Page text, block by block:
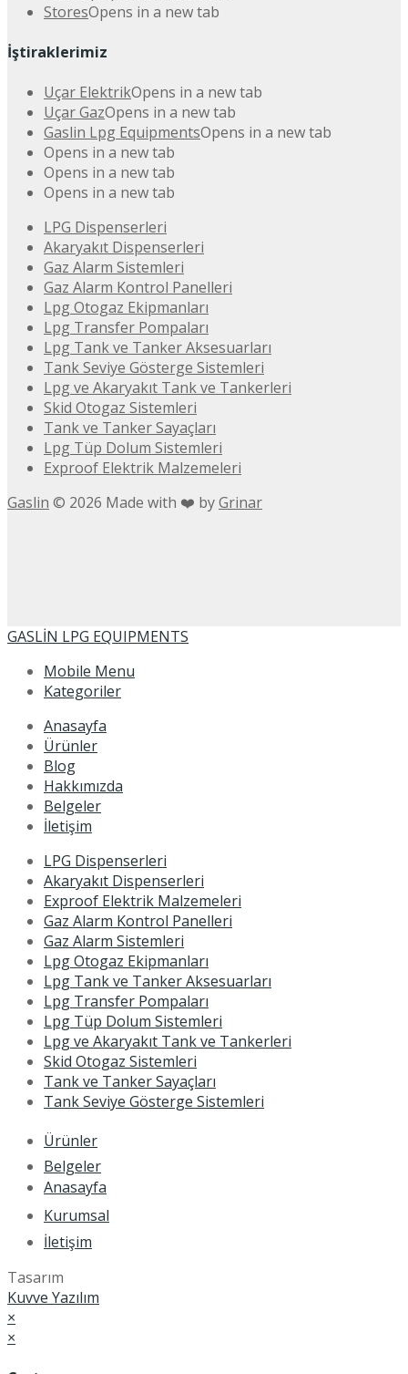
StoresOpens in a new tab
İştiraklerimiz
Uçar ElektrikOpens in a new tab
Uçar GazOpens in a new tab
Gaslin Lpg EquipmentsOpens in a new tab
Opens in a new tab
Opens in a new tab
Opens in a new tab
LPG Dispenserleri
Akaryakıt Dispenserleri
Gaz Alarm Sistemleri
Gaz Alarm Kontrol Panelleri
Lpg Otogaz Ekipmanları
Lpg Transfer Pompaları
Lpg Tank ve Tanker Aksesuarları
Tank Seviye Gösterge Sistemleri
Lpg ve Akaryakıt Tank ve Tankerleri
Skid Otogaz Sistemleri
Tank ve Tanker Sayaçları
Lpg Tüp Dolum Sistemleri
Exproof Elektrik Malzemeleri
Gaslin © 2026 Made with ❤️ byGrinar
GASLİN LPG EQUIPMENTS
Mobile Menu
Kategoriler
Anasayfa
Ürünler
Blog
Hakkımızda
Belgeler
İletişim
LPG Dispenserleri
Akaryakıt Dispenserleri
Exproof Elektrik Malzemeleri
Gaz Alarm Kontrol Panelleri
Gaz Alarm Sistemleri
Lpg Otogaz Ekipmanları
Lpg Tank ve Tanker Aksesuarları
Lpg Transfer Pompaları
Lpg Tüp Dolum Sistemleri
Lpg ve Akaryakıt Tank ve Tankerleri
Skid Otogaz Sistemleri
Tank ve Tanker Sayaçları
Tank Seviye Gösterge Sistemleri
Ürünler
Belgeler
Anasayfa
Kurumsal
İletişim
Tasarım
Kuvve Yazılım
×
×